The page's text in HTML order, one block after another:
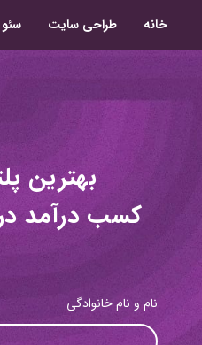
خانه طراحی سایت سئو
بهترین
کسب درآمد
نام و نام خانوادگی